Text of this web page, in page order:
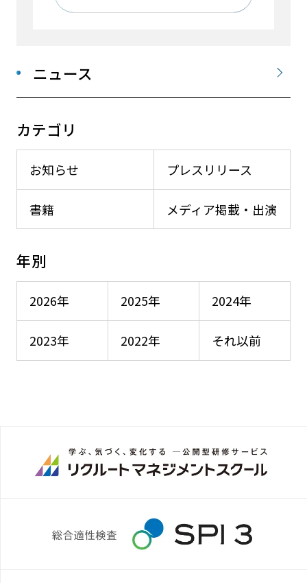
ニュース
カテゴリ
お知らせ プレスリリース
メディア掲載・出演
書籍
年別
2026年 2025年 2024年
2023年 2022年 それ以前